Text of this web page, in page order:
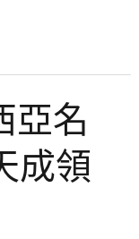
亞名
成領